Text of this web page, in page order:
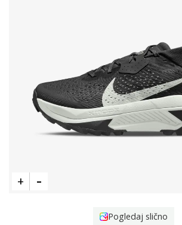
Pogledaj slično